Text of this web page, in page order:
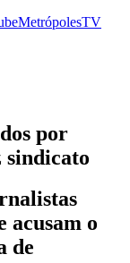
MetrópolesTV
por
sindicato
acusam o
de